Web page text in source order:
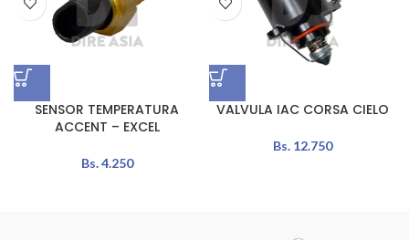
SENSOR TEMPERATURA
ACCENT – EXCEL
Bs.4.250
VALVULA IAC CORSA CIELO
Bs.12.750